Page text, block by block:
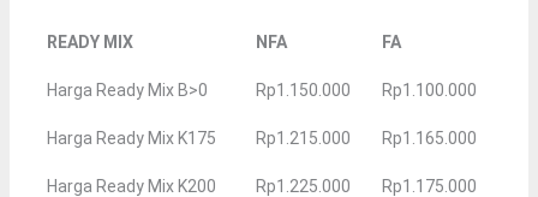
READY MIX NFA FA
Harga Ready Mix B>0 Rp1.150.000 Rp1.100.000
Harga Ready Mix K175 Rp1.215.000 Rp1.165.000
Harga Ready Mix K200 Rp1.225.000 Rp1.175.000